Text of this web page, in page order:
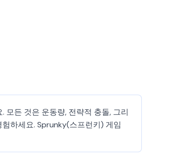
모든 것은 운동량, 전략적 충돌, 그리
하세요. Sprunky(스프런키) 게임